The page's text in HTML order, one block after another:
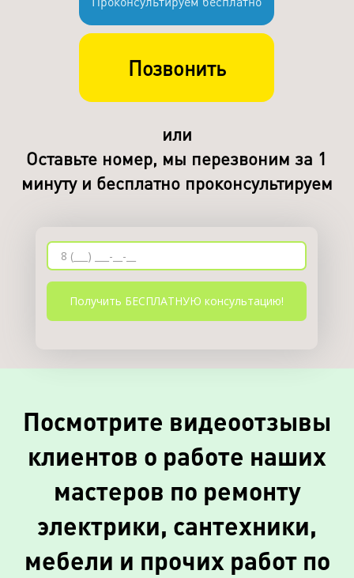
Позвонить
или
Оставьте номер, мы перезвоним за 1
минуту и бесплатно проконсультируем
Посмотрите видеоотзывы
клиентов о работе наших
мастеров по ремонту
электрики, сантехники,
мебели и прочих работ по